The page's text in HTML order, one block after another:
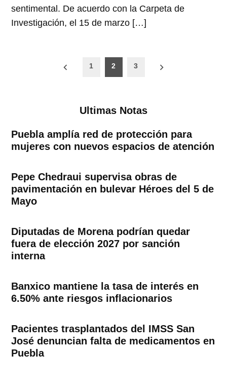
sentimental. De acuerdo con la Carpeta de
Investigación, el 15 de marzo […]
Paginación
1 2 3
Ultimas Notas
Puebla amplía red de protección para
mujeres con nuevos espacios de atención
Pepe Chedraui supervisa obras de
pavimentación en bulevar Héroes del 5 de
Mayo
Diputadas de Morena podrían quedar
fuera de elección 2027 por sanción
interna
Banxico mantiene la tasa de interés en
6.50% ante riesgos inflacionarios
Pacientes trasplantados del IMSS San
José denuncian falta de medicamentos en
Puebla